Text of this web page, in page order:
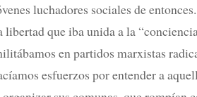
luchadores sociales de
que iba unida a la
en partidos marxistas
esfuerzos por entender a